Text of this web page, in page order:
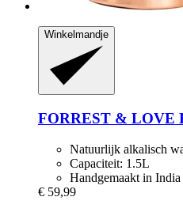
Winkelmandje
FORREST & LOVE
Natuurlijk alkalisch
Capaciteit: 1.5L
Handgemaakt in India
€ 59,99